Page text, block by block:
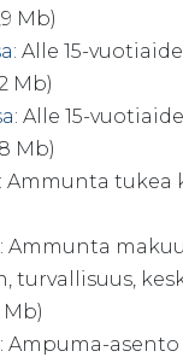
Mb)
: Alle 15-
Mb)
: Alle 15-
Mb)
: Ammunta tukea
: Ammunta
turvallisuus,
: Ampuma-